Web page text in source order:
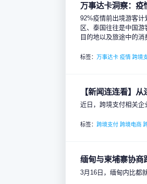
万事达卡洞察：疫
92%疫情前出境游客
区、泰国往往是中国
目的地以及旅途中的
标签：万事达卡 疫情 跨境
【新闻连连看】
近日，跨境支付相关企
标签： 跨境支付 跨境电商
缅甸与柬埔寨协商
3月16日，缅甸内比都